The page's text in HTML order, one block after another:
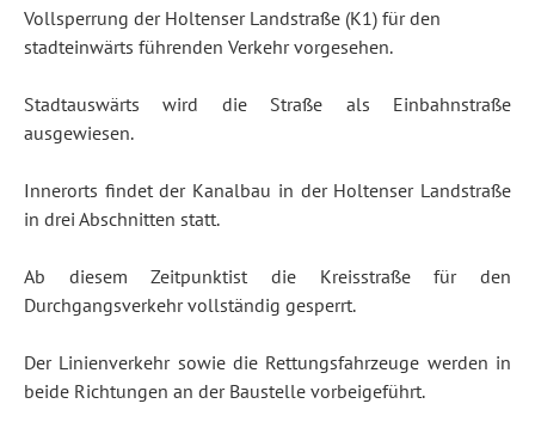
Vollsperrung der Holtenser Landstraße (K1) für den
stadteinwärts führenden Verkehr vorgesehen.
Stadtauswärts wird die Straße als Einbahnstraße
ausgewiesen.
Innerorts findet der Kanalbau in der Holtenser Landstraße
in drei Abschnitten statt.
Ab diesem Zeitpunktist die Kreisstraße für den
Durchgangsverkehr vollständig gesperrt.
Der Linienverkehr sowie die Rettungsfahrzeuge werden in
beide Richtungen an der Baustelle vorbeigeführt.